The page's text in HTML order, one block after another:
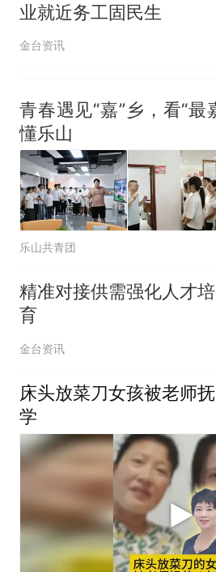
业就近务工固民生
金台资讯
青春遇见“嘉”乡，看“最
懂乐山
乐山共青团
精准对接供需强化人才培
育
金台资讯
床头放菜刀女孩被老师
学